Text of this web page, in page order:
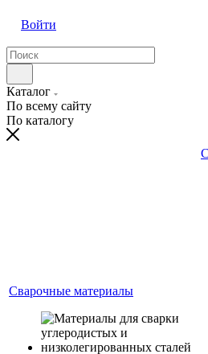
Войти
Каталог
По всему сайту
По каталогу
Сварочные материалы